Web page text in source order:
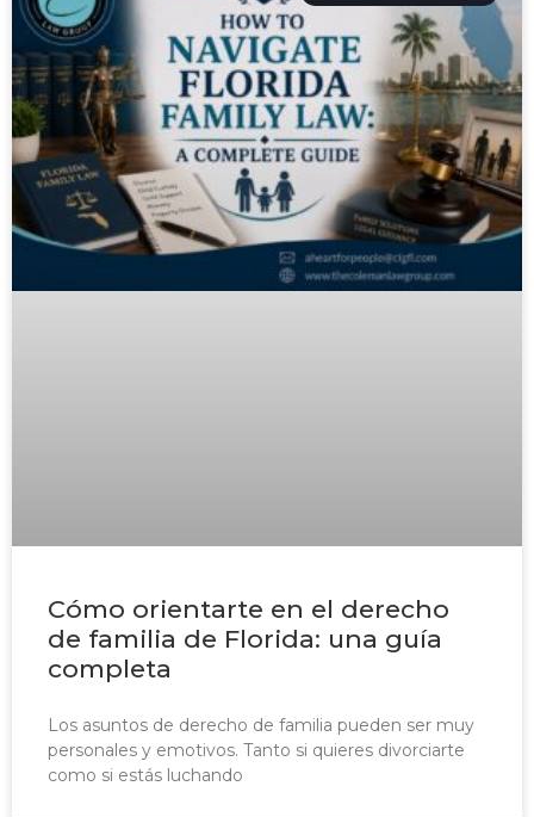
Cómo orientarte en el derecho
de familia de Florida: una guía
completa
Los asuntos de derecho de familia pueden ser muy
personales y emotivos. Tanto si quieres divorciarte
como si estás luchando